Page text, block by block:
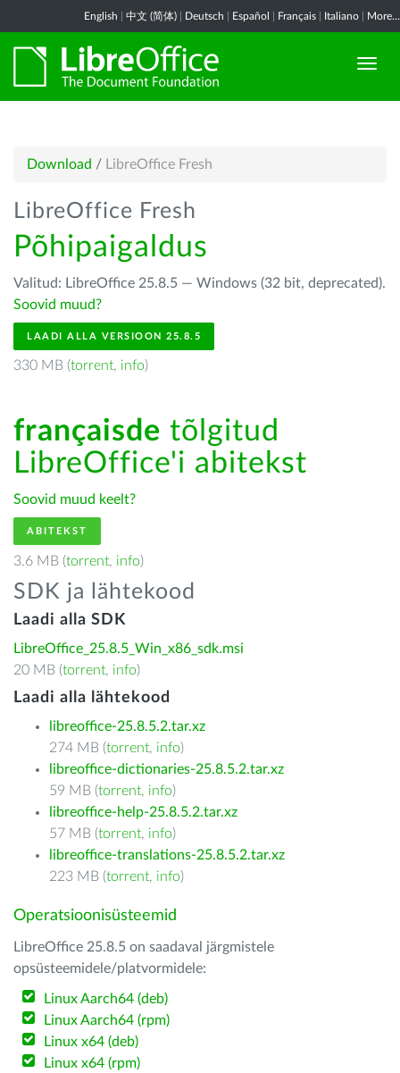
English 中文 (简体) Deutsch Español Français Italiano More...
Download / LibreOffice Fresh
LibreOffice Fresh
Põhipaigaldus
Valitud: LibreOffice 25.8.5 — Windows (32 bit, deprecated).
Soovid muud?
LAADI ALLA VERSIOON 25.8.5
330 MB (torrent, info)
françaisde tõlgitud
LibreOffice'i abitekst
Soovid muud keelt?
ABITEKST
3.6 MB (torrent, info)
SDK ja lähtekood
Laadi alla SDK
LibreOffice_25.8.5_Win_x86_sdk.msi
20 MB (torrent, info)
Laadi alla lähtekood
libreoffice-25.8.5.2.tar.xz
274 MB (torrent, info)
libreoffice-dictionaries-25.8.5.2.tar.xz
59 MB (torrent, info)
libreoffice-help-25.8.5.2.tar.xz
57 MB (torrent, info)
libreoffice-translations-25.8.5.2.tar.xz
223 MB (torrent, info)
Operatsioonisüsteemid
LibreOffice 25.8.5 on saadaval järgmistele
opsüsteemidele/platvormidele:
Linux Aarch64 (deb)
Linux Aarch64 (rpm)
Linux x64 (deb)
Linux x64 (rpm)